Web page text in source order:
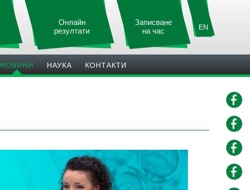
EN
Записване
на час
Онлайн
резултати
НОВИНИ НАУКА КОНТАКТИ